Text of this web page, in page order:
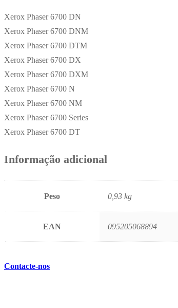
Xerox Phaser 6700 DN
Xerox Phaser 6700 DNM
Xerox Phaser 6700 DTM
Xerox Phaser 6700 DX
Xerox Phaser 6700 DXM
Xerox Phaser 6700 N
Xerox Phaser 6700 NM
Xerox Phaser 6700 Series
Xerox Phaser 6700 DT
Informação adicional
Peso 0,93 kg
EAN 095205068894
Contacte-nos